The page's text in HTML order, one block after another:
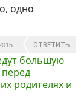
одно
ОТВЕТИТЬ
большую
родителях и